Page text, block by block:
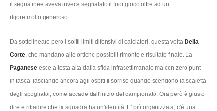
il segnalinee aveva invece segnalato il fuorigioco oltre ad un
rigore molto generoso.
Da sottolineare però i soliti limiti difensivi di calciatori, questa volta Della
Corte , che mandano alle ortiche possibili rimonte e risultato finale. La
Paganese esce a testa alta dalla sfida infrasettimanale ma con zero punti
in tasca, lasciando ancora agli ospiti il sorriso quando scendono la scaletta
degli spogliatoi, come accade dall'inizio del campionato. Ora però è giusto
dire e ribadire che la squadra ha un'identità. E' più organizzata, c'è una